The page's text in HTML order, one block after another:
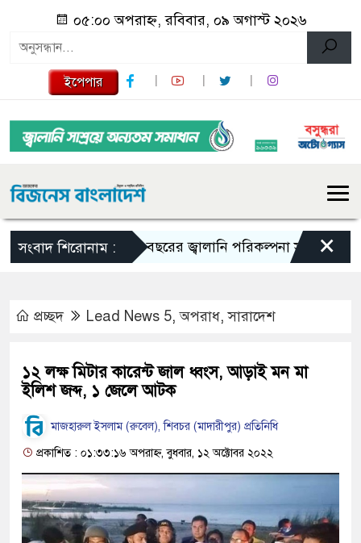
০৫:০০ অপরাহ্ন, রবিবার, ০৯ অগাস্ট ২০২৬
ইপেপার
সংবাদ শিরোনাম :১০ বছরের জ্বালানি পরিকল্পনা সংসদে তুলে ধরবে
×
প্রচ্ছদ Lead News 5,অপরাধ,সারাদেশ
১২ লক্ষ মিটার কারেন্ট জাল ধ্বংস, আড়াই মন মা
ইলিশ জব্দ, ১ জেলে আটক
মাজহারুল ইসলাম (রুবেল), শিবচর (মাদারীপুর) প্রতিনিধি
প্রকাশিত : ০১:৩৩:১৬ অপরাহ্ন, বুধবার, ১২ অক্টোবর ২০২২